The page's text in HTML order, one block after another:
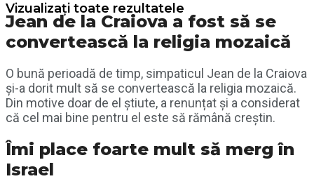
Vizualizați toate rezultatele
Jean de la Craiova a fost să se
convertească la religia mozaică
O bună perioadă de timp, simpaticul Jean de la Craiova
și-a dorit mult să se convertească la religia mozaică.
Din motive doar de el știute, a renunțat și a considerat
că cel mai bine pentru el este să rămână creștin.
Îmi place foarte mult să merg în
Israel